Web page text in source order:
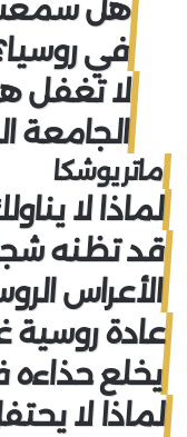
هل سمعت
في
لا تغفل
الجامعة
ماتريوشكا
لماذا لا
قد تظنه
الأعراس
عادة روسية
يخلع حذاءه
لماذا لا